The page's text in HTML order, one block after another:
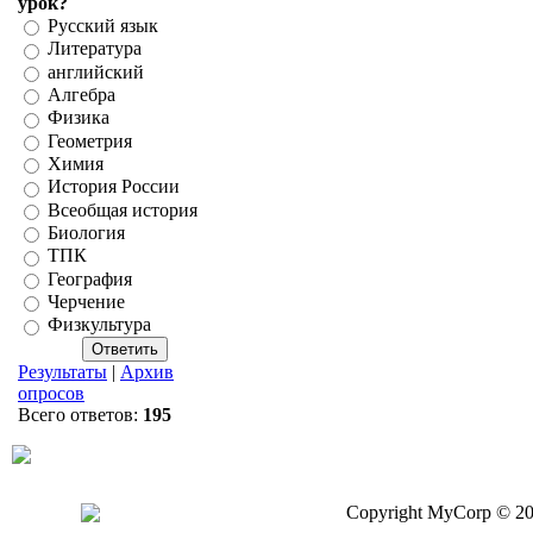
Русский язык
Литература
английский
Алгебра
Физика
Геометрия
Химия
История России
Всеобщая история
Биология
ТПК
География
Черчение
Физкультура
Результаты | Архив
опросов
Всего ответов: 195
Copyright MyCorp ©